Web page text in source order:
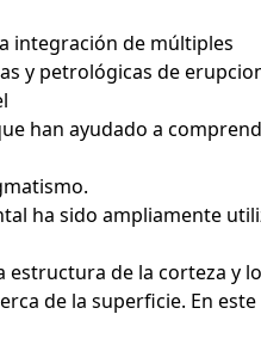
integración de múltiples
y petrológicas de
han ayudado a
ha sido ampliamente
de la corteza y
de la superficie. En este